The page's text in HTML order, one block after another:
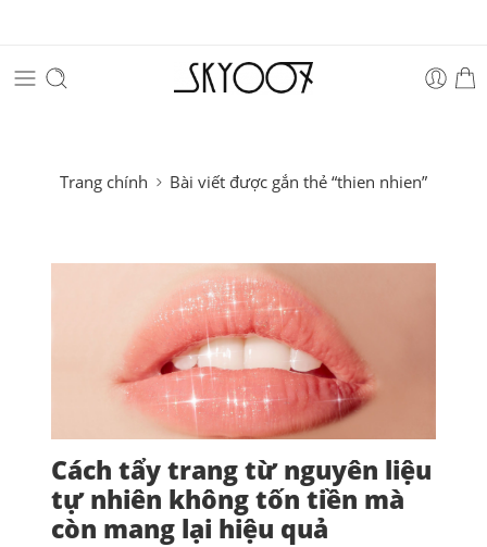
Trang chính Bài viết được gắn thẻ “thien nhien”
Cách tẩy trang từ nguyên liệu
tự nhiên không tốn tiền mà
còn mang lại hiệu quả